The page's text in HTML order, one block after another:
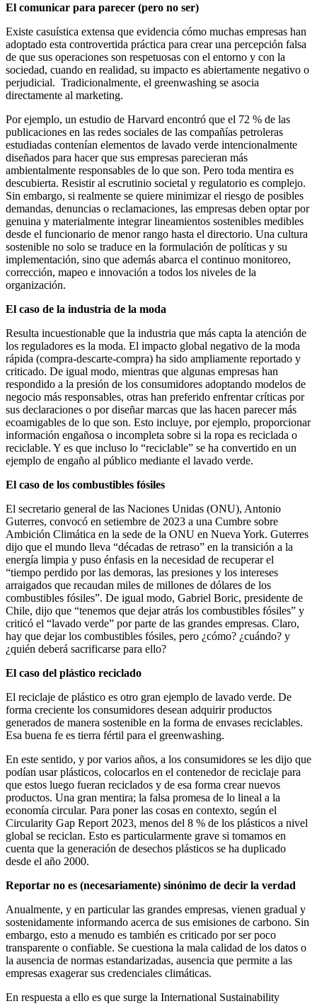
El comunicar para parecer (pero no ser)
Existe casuística extensa que evidencia cómo muchas empresas han
adoptado esta controvertida práctica para crear una percepción falsa
de que sus operaciones son respetuosas con el entorno y con la
sociedad, cuando en realidad, su impacto es abiertamente negativo o
perjudicial. Tradicionalmente, el greenwashing se asocia
directamente al marketing.
Por ejemplo, un estudio de Harvard encontró que el 72 % de las
publicaciones en las redes sociales de las compañías petroleras
estudiadas contenían elementos de lavado verde intencionalmente
diseñados para hacer que sus empresas parecieran más
ambientalmente responsables de lo que son. Pero toda mentira es
descubierta. Resistir al escrutinio societal y regulatorio es complejo.
Sin embargo, si realmente se quiere minimizar el riesgo de posibles
demandas, denuncias o reclamaciones, las empresas deben optar por
genuina y materialmente integrar lineamientos sostenibles medibles
desde el funcionario de menor rango hasta el directorio. Una cultura
sostenible no solo se traduce en la formulación de políticas y su
implementación, sino que además abarca el continuo monitoreo,
corrección, mapeo e innovación a todos los niveles de la
organización.
El caso de la industria de la moda
Resulta incuestionable que la industria que más capta la atención de
los reguladores es la moda. El impacto global negativo de la moda
rápida (compra-descarte-compra) ha sido ampliamente reportado y
criticado. De igual modo, mientras que algunas empresas han
respondido a la presión de los consumidores adoptando modelos de
negocio más responsables, otras han preferido enfrentar críticas por
sus declaraciones o por diseñar marcas que las hacen parecer más
ecoamigables de lo que son. Esto incluye, por ejemplo, proporcionar
información engañosa o incompleta sobre si la ropa es reciclada o
reciclable. Y es que incluso lo “reciclable” se ha convertido en un
ejemplo de engaño al público mediante el lavado verde.
El caso de los combustibles fósiles
El secretario general de las Naciones Unidas (ONU), Antonio
Guterres, convocó en setiembre de 2023 a una Cumbre sobre
Ambición Climática en la sede de la ONU en Nueva York. Guterres
dijo que el mundo lleva “décadas de retraso” en la transición a la
energía limpia y puso énfasis en la necesidad de recuperar el
“tiempo perdido por las demoras, las presiones y los intereses
arraigados que recaudan miles de millones de dólares de los
combustibles fósiles”. De igual modo, Gabriel Boric, presidente de
Chile, dijo que “tenemos que dejar atrás los combustibles fósiles” y
criticó el “lavado verde” por parte de las grandes empresas. Claro,
hay que dejar los combustibles fósiles, pero ¿cómo? ¿cuándo? y
¿quién deberá sacrificarse para ello?
El caso del plástico reciclado
El reciclaje de plástico es otro gran ejemplo de lavado verde. De
forma creciente los consumidores desean adquirir productos
generados de manera sostenible en la forma de envases reciclables.
Esa buena fe es tierra fértil para el greenwashing.
En este sentido, y por varios años, a los consumidores se les dijo que
podían usar plásticos, colocarlos en el contenedor de reciclaje para
que estos luego fueran reciclados y de esa forma crear nuevos
productos. Una gran mentira; la falsa promesa de lo lineal a la
economía circular. Para poner las cosas en contexto, según el
Circularity Gap Report 2023, menos del 8 % de los plásticos a nivel
global se reciclan. Esto es particularmente grave si tomamos en
cuenta que la generación de desechos plásticos se ha duplicado
desde el año 2000.
Reportar no es (necesariamente) sinónimo de decir la verdad
Anualmente, y en particular las grandes empresas, vienen gradual y
sostenidamente informando acerca de sus emisiones de carbono. Sin
embargo, esto a menudo es también es criticado por ser poco
transparente o confiable. Se cuestiona la mala calidad de los datos o
la ausencia de normas estandarizadas, ausencia que permite a las
empresas exagerar sus credenciales climáticas.
En respuesta a ello es que surge la International Sustainability